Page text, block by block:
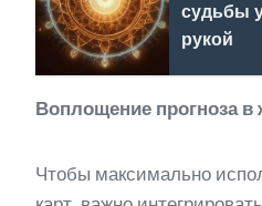
судьбы
рукой
Воплощение прогноза в
Чтобы максимально